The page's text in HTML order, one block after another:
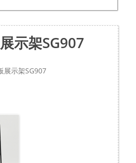
示架SG907
展示架SG907